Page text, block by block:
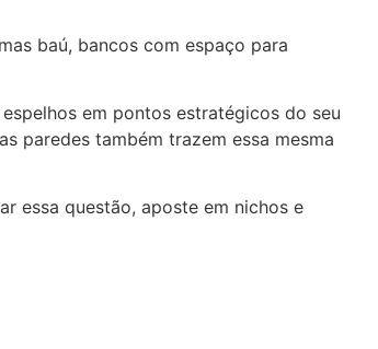
baú, bancos com espaço para
em pontos estratégicos do seu
paredes também trazem essa mesma
essa questão, aposte em nichos e